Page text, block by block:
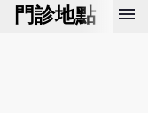
門診地點 預
menu